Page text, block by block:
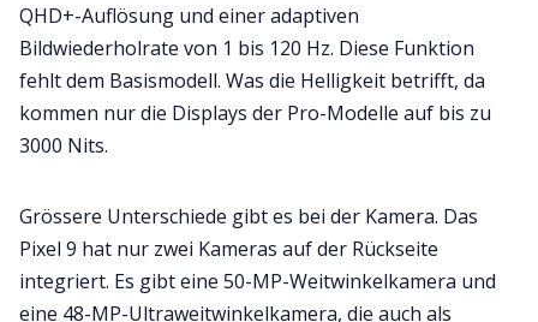
QHD+-Auflösung und einer adaptiven
Bildwiederholrate von 1 bis 120 Hz. Diese Funktion
fehlt dem Basismodell. Was die Helligkeit betrifft, da
kommen nur die Displays der Pro-Modelle auf bis zu
3000 Nits.
Grössere Unterschiede gibt es bei der Kamera. Das
Pixel 9 hat nur zwei Kameras auf der Rückseite
integriert. Es gibt eine 50-MP-Weitwinkelkamera und
eine 48-MP-Ultraweitwinkelkamera, die auch als